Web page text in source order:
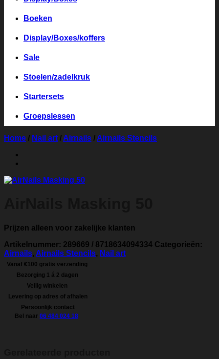
Boeken
Display/Boxes/koffers
Sale
Stoelen/zadelkruk
Startersets
Groepslessen
Home / Nail art / Airnails / Airnails Stencils
Prijzen alleen voor zakelijke klanten
Artikelnummer: 289669 / 8718634094334 Categorieën:
Airnails, Airnails Stencils, Nail art
Vanaf €100 gratis verzending
Bezorging 1 á 2 dagen
Veilig winkelen
Levering op adres of afhalen
Persoonlijk contact
Bel naar 06 484 024 18